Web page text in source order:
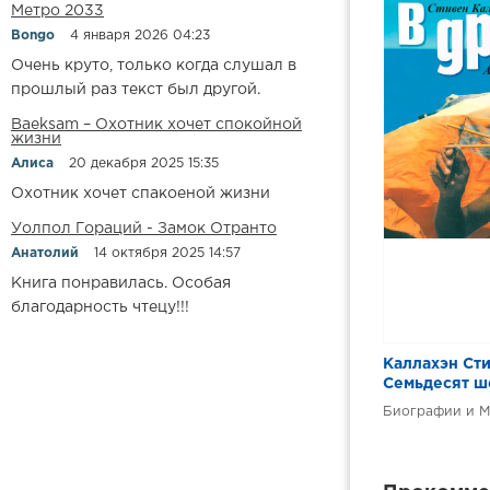
Метро 2033
Bongo 4 января 2026 04:23
Очень круто, только когда слушал в
прошлый раз текст был другой.
Baeksam – Охотник хочет спокойной
жизни
Алиса 20 декабря 2025 15:35
Охотник хочет спакоеной жизни
Уолпол Гораций - Замок Отранто
Анатолий 14 октября 2025 14:57
Книга понравилась. Особая
благодарность чтецу!!!
12. Мое
13.
14. Там,
15. Два
16. Хотел
17. Вторая
18.
22.
23. Как
Каллахэн
Семьдесят
у моря
Биографии и